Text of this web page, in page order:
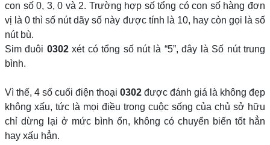
con số 0, 3, 0 và 2. Trường hợp số tổng có con số hàng đơn
vị là 0 thì số nút dãy số này được tính là 10, hay còn gọi là số
nút bù.
Sim đuôi 0302xét có tổng số nút là “5”, đây là Số nút trung
bình.
Vì thế, 4 số cuối điện thoại 0302 được đánh giá là không đẹp
không xấu, tức là mọi điều trong cuộc sống của chủ sở hữu
chỉ dừng lại ở mức bình ổn, không có chuyển biến tốt hẳn
hay xấu hẳn.